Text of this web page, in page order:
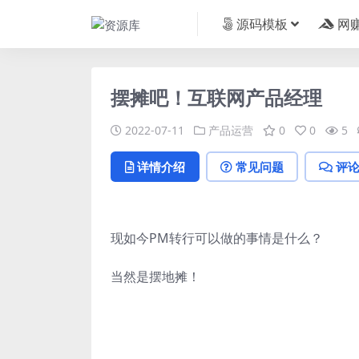
源码模板 网
摆摊吧！互联网产品经理
2022-07-11 产品运营 0 0 5
详情介绍 常见问题 评
现如今PM转行可以做的事情是什么？
当然是摆地摊！